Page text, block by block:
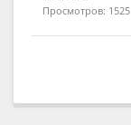
Просмотров: 1525